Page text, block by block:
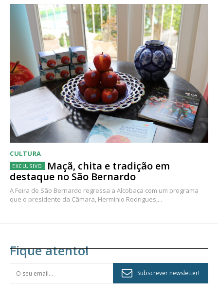
CULTURA
Maçã, chita e tradição em
destaque no São Bernardo
A Feira de São Bernardo regressa a Alcobaça com um programa
que o presidente da Câmara, Hermínio Rodrigues,...
Fique atento!
Subscrever newsletter!